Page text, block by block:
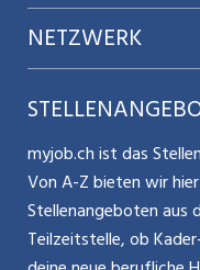
Datenschutz
Nutzungsbedingungen
Glossar
Kontakt
Impressum
Jobs verwalten
Benutzermanual
Bewerber-Cockpit
Teilzeit / Flexible
Mitarbeiter 50+ /
Karriere allgemein
NETZWERK
Aargauerzeitung.ch
CH Media
ostjob.ch
zentraljob.ch
myjob.ch ist das
Von A-Z bieten wir
Stellenangeboten aus
Teilzeitstelle, ob